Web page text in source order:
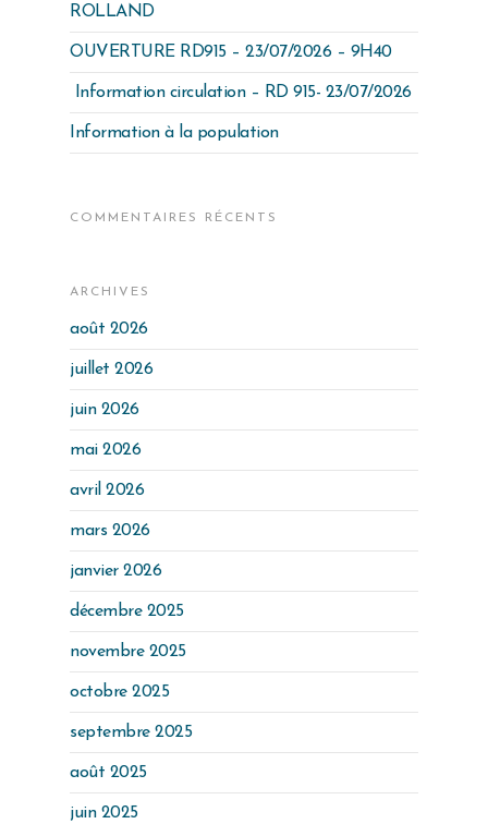
ROLLAND
OUVERTURE RD915 – 23/07/2026 – 9H40
Information circulation – RD 915- 23/07/2026
Information à la population
COMMENTAIRES RÉCENTS
ARCHIVES
août 2026
juillet 2026
juin 2026
mai 2026
avril 2026
mars 2026
janvier 2026
décembre 2025
novembre 2025
octobre 2025
septembre 2025
août 2025
juin 2025